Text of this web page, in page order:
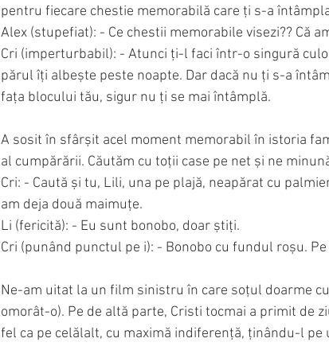
pentru fiecare chestie memorabilă care ți s-a
Alex (stupefiat): - Ce chestii memorabile visezi?? Că
Cri (imperturbabil): - Atunci ți-l faci într-o singură
părul îți albește peste noapte. Dar dacă nu ți s-a
fața blocului tău, sigur nu ți se mai întâmplă.
A sosit în sfârșit acel moment memorabil în istoria
al cumpărării. Căutăm cu toții case pe net și ne
Cri: - Caută și tu, Lili, una pe plajă, neapărat cu
am deja două maimuțe.
Li (fericită): - Eu sunt bonobo, doar știți.
Cri (punând punctul pe i): - Bonobo cu fundul roșu.
Ne-am uitat la un film sinistru în care soțul doarme
omorât-o). Pe de altă parte, Cristi tocmai a primit de
fel ca pe celălalt, cu maximă indiferență, ținându-l